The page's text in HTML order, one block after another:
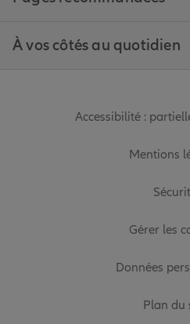
À vos côtés au quotidien
Accessibilité :
Mentions
Gérer les
Données
Plan du